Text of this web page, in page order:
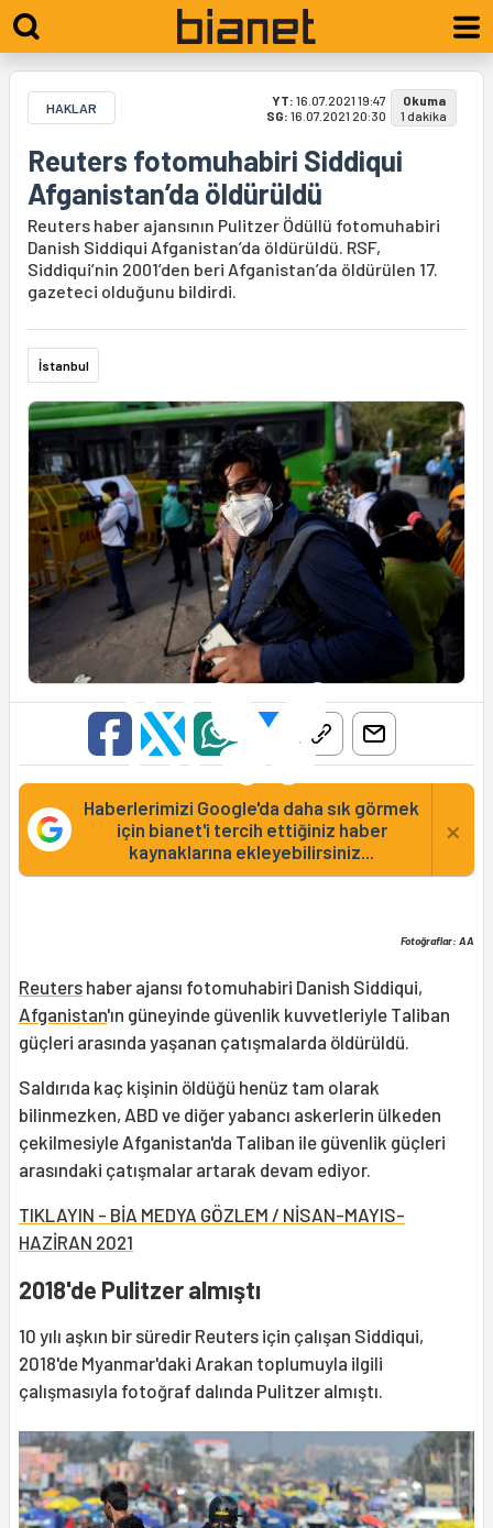
HAKLAR YT: 16.07.2021 19:47
SG: 16.07.2021 20:30
Okuma
1 dakika
Reuters fotomuhabiri Siddiqui
Afganistan’da öldürüldü
Reuters haber ajansının Pulitzer Ödüllü fotomuhabiri
Danish Siddiqui Afganistan’da öldürüldü. RSF,
Siddiqui’nin 2001’den beri Afganistan’da öldürülen 17.
gazeteci olduğunu bildirdi.
İstanbul
Haberlerimizi Google'da daha sık görmek
için bianet'i tercih ettiğiniz haber
kaynaklarına ekleyebilirsiniz...
×
Fotoğraflar: AA
Reuters haber ajansı fotomuhabiri Danish Siddiqui,
Afganistan'ın güneyinde güvenlik kuvvetleriyle Taliban
güçleri arasında yaşanan çatışmalarda öldürüldü.
Saldırıda kaç kişinin öldüğü henüz tam olarak
bilinmezken, ABD ve diğer yabancı askerlerin ülkeden
çekilmesiyle Afganistan'da Taliban ile güvenlik güçleri
arasındaki çatışmalar artarak devam ediyor.
TIKLAYIN - BİA MEDYA GÖZLEM / NİSAN-MAYIS-
HAZİRAN 2021
2018'de Pulitzer almıştı
10 yılı aşkın bir süredir Reuters için çalışan Siddiqui,
2018'de Myanmar'daki Arakan toplumuyla ilgili
çalışmasıyla fotoğraf dalında Pulitzer almıştı.